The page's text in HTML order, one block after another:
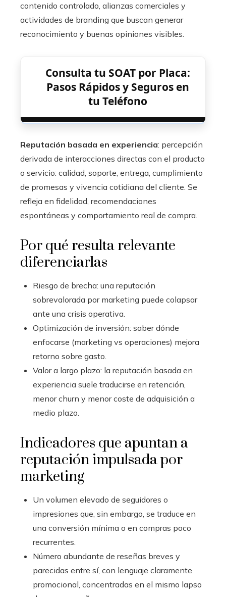
contenido controlado, alianzas comerciales y
actividades de branding que buscan generar
reconocimiento y buenas opiniones visibles.
Consulta tu SOAT por Placa:
Pasos Rápidos y Seguros en
tu Teléfono
Reputación basada en experiencia: percepción
derivada de interacciones directas con el producto
o servicio: calidad, soporte, entrega, cumplimiento
de promesas y vivencia cotidiana del cliente. Se
refleja en fidelidad, recomendaciones
espontáneas y comportamiento real de compra.
Por qué resulta relevante
diferenciarlas
Riesgo de brecha: una reputación
sobrevalorada por marketing puede colapsar
ante una crisis operativa.
Optimización de inversión: saber dónde
enfocarse (marketing vs operaciones) mejora
retorno sobre gasto.
Valor a largo plazo: la reputación basada en
experiencia suele traducirse en retención,
menor churn y menor coste de adquisición a
medio plazo.
Indicadores que apuntan a
reputación impulsada por
marketing
Un volumen elevado de seguidores o
impresiones que, sin embargo, se traduce en
una conversión mínima o en compras poco
recurrentes.
Número abundante de reseñas breves y
parecidas entre sí, con lenguaje claramente
promocional, concentradas en el mismo lapso